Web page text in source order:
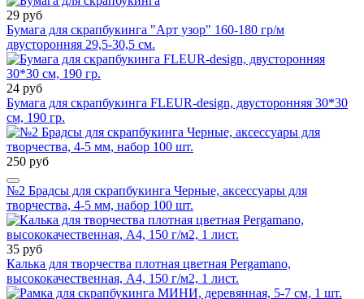
29 руб
Бумага для скрапбукинга "Арт узор" 160-180 гр/м
двусторонняя 29,5-30,5 см.
24 руб
Бумага для скрапбукинга FLEUR-design, двусторонняя 30*30
см, 190 гр.
250 руб
№2 Брадсы для скрапбукинга Черные, аксессуары для
творчества, 4-5 мм, набор 100 шт.
35 руб
Калька для творчества плотная цветная Pergamano,
высококачественная, А4, 150 г/м2, 1 лист.